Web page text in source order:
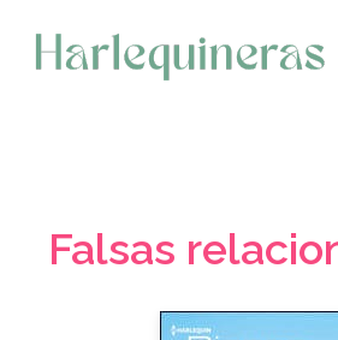
contenido
Falsas